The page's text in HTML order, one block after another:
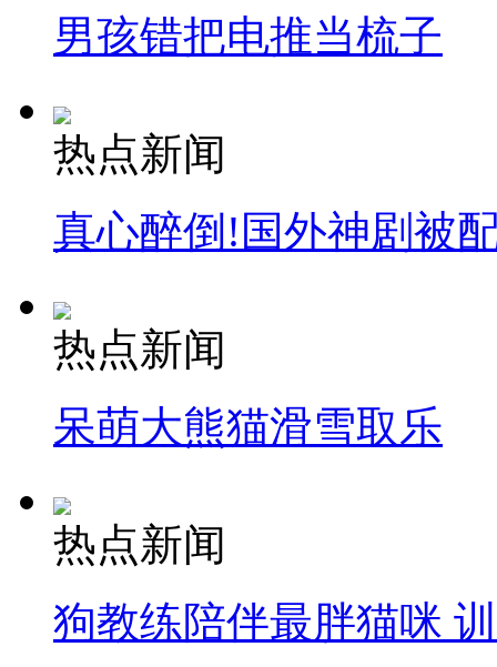
男孩错把电推当梳子
热点新闻
真心醉倒!国外神剧被
热点新闻
呆萌大熊猫滑雪取乐
热点新闻
狗教练陪伴最胖猫咪